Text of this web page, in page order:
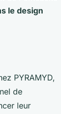
le design
PYRAMYD,
de
leur